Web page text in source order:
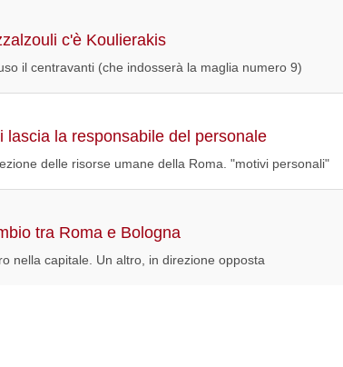
c'è Koulierakis
il centravanti (che indosserà la maglia numero 9)
la responsabile del personale
delle risorse umane della Roma. "motivi personali"
tra Roma e Bologna
nella capitale. Un altro, in direzione opposta